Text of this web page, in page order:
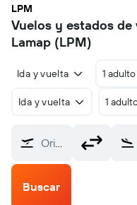
LPM
Vuelos y estados
Lamap (LPM)
Ida y vuelta 1 adulto
Ida y vuelta 1
Origen
Buscar